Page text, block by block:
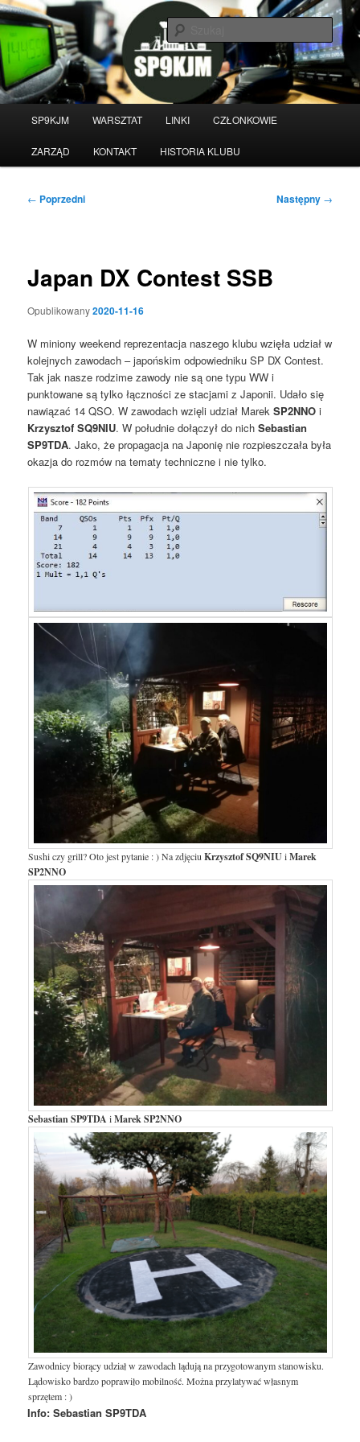
Przeskocz
do
tekstu
Witamy na stronie klubu
krótkofalarskiego SP9KJM
SP9KJM WARSZTAT LINKI CZŁONKOWIE
ZARZĄD KONTAKT HISTORIA KLUBU
Nawigacja
← Poprzedni Następny →
Japan DX Contest SSB
Opublikowany2020-11-16
W miniony weekend reprezentacja naszego klubu wzięła udział w
kolejnych zawodach – japońskim odpowiedniku SP DX Contest.
Tak jak nasze rodzime zawody nie są one typu WW i
punktowane są tylko łączności ze stacjami z Japonii. Udało się
nawiązać 14 QSO. W zawodach wzięli udział MarekSP2NNO i
Krzysztof SQ9NIU. W południe dołączył do nichSebastian
SP9TDA. Jako, że propagacja na Japonię nie rozpieszczała była
okazja do rozmów na tematy techniczne i nie tylko.
Sushi czy grill? Oto jest pytanie : ) Na zdjęciuKrzysztof SQ9NIUiMarek
SP2NNO
Sebastian SP9TDA iMarek SP2NNO
Zawodnicy biorący udział w zawodach lądują na przygotowanym stanowisku.
Lądowisko bardzo poprawiło mobilność. Można przylatywać własnym
sprzętem : )
Info: Sebastian SP9TDA